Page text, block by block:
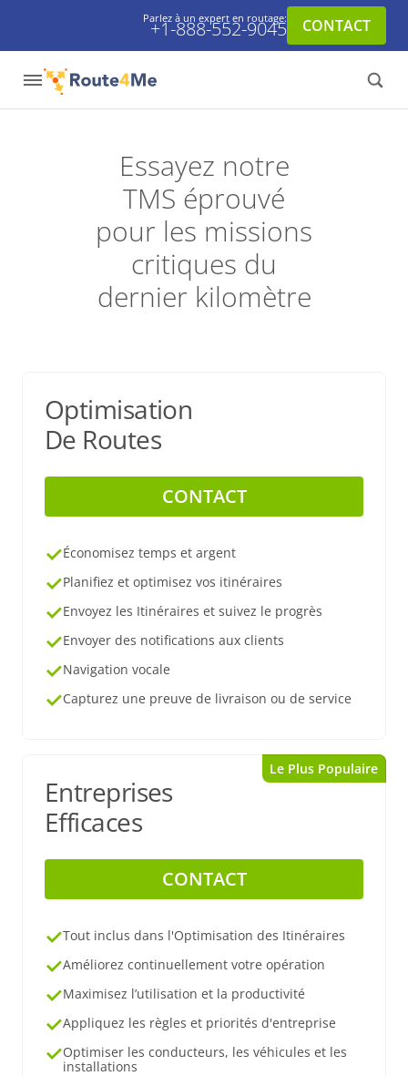
Parlez à un expert en routage:
+1-888-552-9045 CONTACT
Essayez notre
TMS éprouvé
pour les missions
critiques du
dernier kilomètre
Optimisation
De Routes
CONTACT
Économisez temps et argent
Planifiez et optimisez vos itinéraires
Envoyez les Itinéraires et suivez le progrès
Envoyer des notifications aux clients
Navigation vocale
Capturez une preuve de livraison ou de service
Entreprises
Efficaces
CONTACT
Tout inclus dans l'Optimisation des Itinéraires
Améliorez continuellement votre opération
Maximisez l’utilisation et la productivité
Appliquez les règles et priorités d'entreprise
Optimiser les conducteurs, les véhicules et les
installations
Le Plus Populaire